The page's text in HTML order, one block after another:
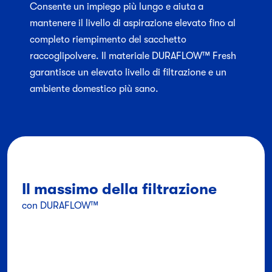
Consente un impiego più lungo e aiuta a
mantenere il livello di aspirazione elevato fino al
completo riempimento del sacchetto
raccoglipolvere. Il materiale DURAFLOW™ Fresh
garantisce un elevato livello di filtrazione e un
ambiente domestico più sano.
Il massimo della filtrazione
con DURAFLOW™